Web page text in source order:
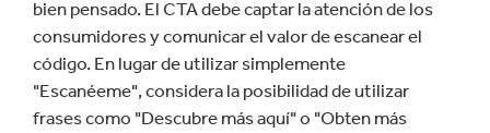
bien pensado. El CTA debe captar la atención de los
consumidores y comunicar el valor de escanear el
código. En lugar de utilizar simplemente
"Escanéeme", considera la posibilidad de utilizar
frases como "Descubre más aquí" o "Obten más